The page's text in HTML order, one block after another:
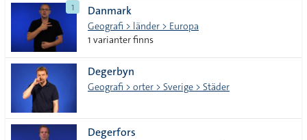
1 Danmark
Geografi > länder > Europa
1 varianter finns
Degerbyn
Geografi > orter > Sverige > Städer
Degerfors